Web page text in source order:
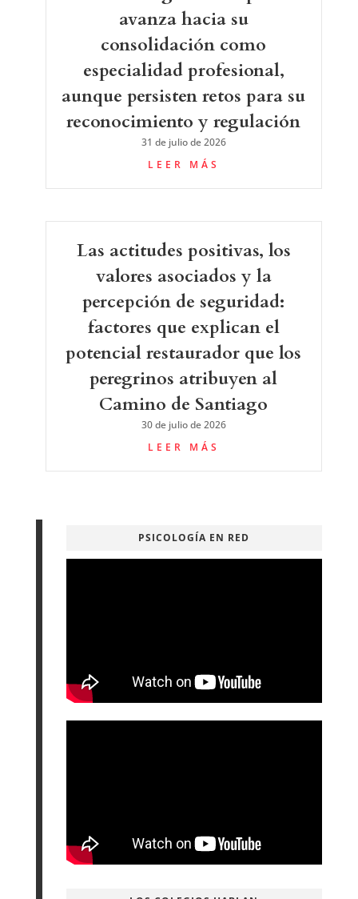
avanza hacia su
consolidación como
especialidad profesional,
aunque persisten retos para su
reconocimiento y regulación
31 de julio de 2026
LEER MÁS
Las actitudes positivas, los
valores asociados y la
percepción de seguridad:
factores que explican el
potencial restaurador que los
peregrinos atribuyen al
Camino de Santiago
30 de julio de 2026
LEER MÁS
PSICOLOGÍA EN RED